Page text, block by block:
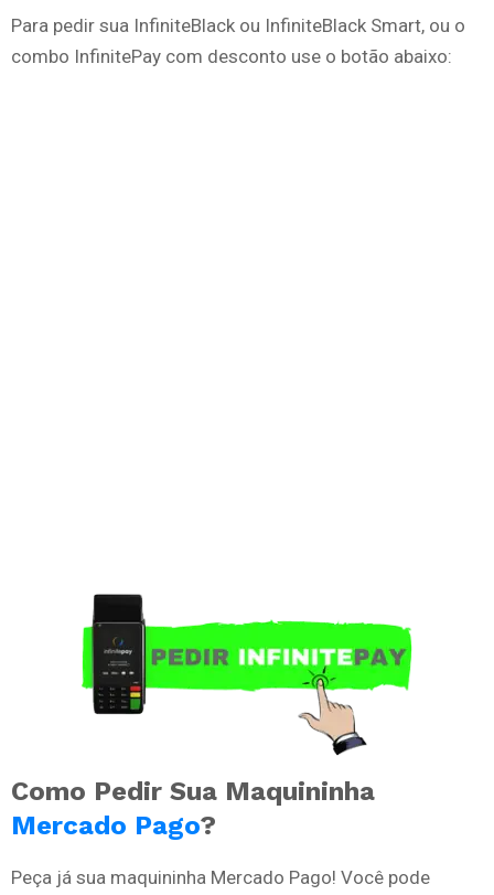
Para pedir sua InfiniteBlack ou InfiniteBlack Smart, ou o
combo InfinitePay com desconto use o botão abaixo:
Como Pedir Sua Maquininha
Mercado Pago?
Peça já sua maquininha Mercado Pago! Você pode